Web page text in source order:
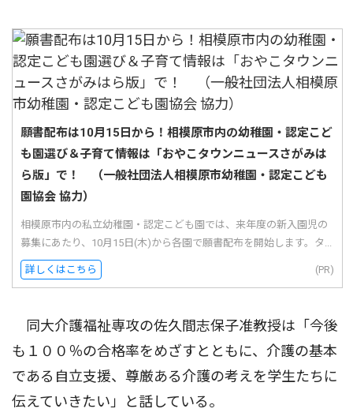
願書配布は10月15日から！相模原市内の幼稚園・認定こど
も園選び＆子育て情報は「おやこタウンニュースさがみは
ら版」で！ （一般社団法人相模原市幼稚園・認定こども
園協会 協力）
相模原市内の私立幼稚園・認定こども園では、来年度の新入園児の
募集にあたり、10月15日(木)から各園で願書配布を開始します。タ...
詳しくはこちら (PR)
同大介護福祉専攻の佐久間志保子准教授は「今後
も１００％の合格率をめざすとともに、介護の基本
である自立支援、尊厳ある介護の考えを学生たちに
伝えていきたい」と話している。